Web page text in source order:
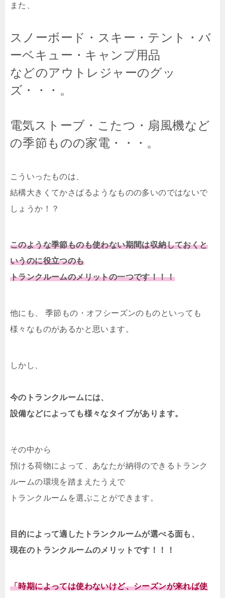
また、
スノーボード・スキー・テント・バ
ーベキュー・キャンプ用品
などのアウトレジャーのグッ
ズ・・・。
電気ストーブ・こたつ・扇風機など
の季節ものの家電・・・。
こういったものは、
結構大きくてかさばるようなものの多いのではないで
しょうか！？
このような季節ものも使わない期間は収納しておくと
いうのに役立つのも
トランクルームのメリットの一つです！！！
他にも、 季節もの・オフシーズンのものといっても
様々なものがあるかと思います。
しかし、
今のトランクルームには、
設備などによっても様々なタイプがあります。
その中から
預ける荷物によって、あなたが納得のできるトランク
ルームの環境を踏まえたうえで
トランクルームを選ぶことができます。
目的によって適したトランクルームが選べる面も、
現在のトランクルームのメリットです！！！
「時期によっては使わないけど、シーズンが来れば使